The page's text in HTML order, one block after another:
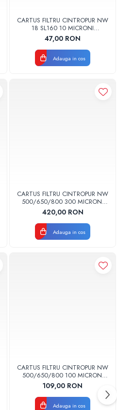
CARTUS FILTRU CINTROPUR NW
18 SL160 10 MICRONI
MANSOANE FILTRARE SET 5BUC
47,00 RON
Adauga in cos
CARTUS FILTRU CINTROPUR NW
500/650/800 300 MICRONI
MANSOANE FILTRARE SET 5BUC
420,00 RON
Adauga in cos
CARTUS FILTRU CINTROPUR NW
500/650/800 100 MICRONI
MANSOANE FILTRARE SET 5BUC
109,00 RON
Adauga in cos